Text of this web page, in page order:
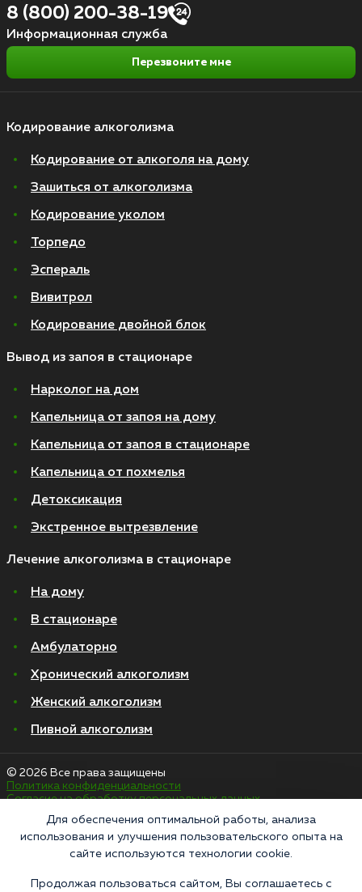
Кодирование алкоголизма
Кодирование от алкоголя на дому
Зашиться от алкоголизма
Кодирование уколом
Торпедо
Эспераль
Вивитрол
Кодирование двойной блок
Вывод из запоя в стационаре
Нарколог на дом
Капельница от запоя на дому
Капельница от запоя в стационаре
Капельница от похмелья
Детоксикация
Экстренное вытрезвление
Лечение алкоголизма в стационаре
На дому
В стационаре
Амбулаторно
Хронический алкоголизм
Женский алкоголизм
Пивной алкоголизм
8 (800) 200-38-19
Информационная служба
Перезвоните мне
© 2026 Все права защищены
Политика конфиденциальности
Согласие на обработку персональных данных
«Напоминаем, что сайт https://narkologiya24.clinic против распространения,
продажи и приема психоактивных веществ. Незаконное производство,
соответствии с законом 228.1 УКРФ и КоАП РФ Статья 6.13. Материалы,
Для обеспечения оптимальной работы, анализа
использования и улучшения пользовательского опыта на
сайте используются технологии cookie.
Продолжая пользоваться сайтом, Вы соглашаетесь с